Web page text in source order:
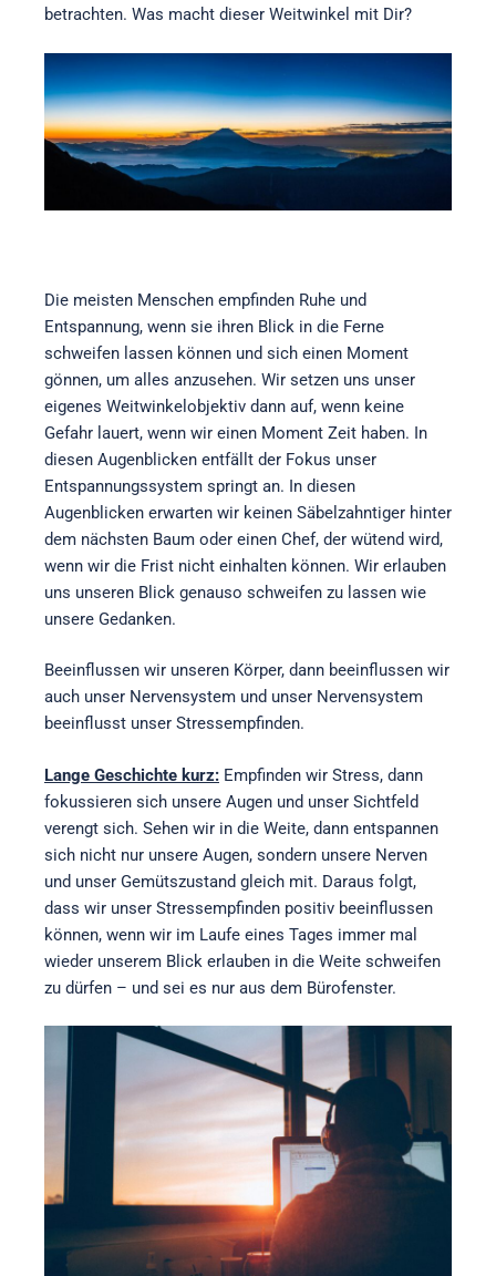
betrachten. Was macht dieser Weitwinkel mit Dir?
Die meisten Menschen empfinden Ruhe und
Entspannung, wenn sie ihren Blick in die Ferne
schweifen lassen können und sich einen Moment
gönnen, um alles anzusehen. Wir setzen uns unser
eigenes Weitwinkelobjektiv dann auf, wenn keine
Gefahr lauert, wenn wir einen Moment Zeit haben. In
diesen Augenblicken entfällt der Fokus unser
Entspannungssystem springt an. In diesen
Augenblicken erwarten wir keinen Säbelzahntiger hinter
dem nächsten Baum oder einen Chef, der wütend wird,
wenn wir die Frist nicht einhalten können. Wir erlauben
uns unseren Blick genauso schweifen zu lassen wie
unsere Gedanken.
Beeinflussen wir unseren Körper, dann beeinflussen wir
auch unser Nervensystem und unser Nervensystem
beeinflusst unser Stressempfinden.
Lange Geschichte kurz: Empfinden wir Stress, dann
fokussieren sich unsere Augen und unser Sichtfeld
verengt sich. Sehen wir in die Weite, dann entspannen
sich nicht nur unsere Augen, sondern unsere Nerven
und unser Gemütszustand gleich mit. Daraus folgt,
dass wir unser Stressempfinden positiv beeinflussen
können, wenn wir im Laufe eines Tages immer mal
wieder unserem Blick erlauben in die Weite schweifen
zu dürfen – und sei es nur aus dem Bürofenster.